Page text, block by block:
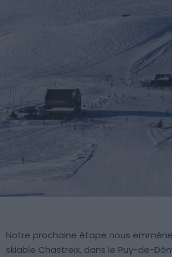
Notre prochaine étape nous
skiable Chastreix, dans le Puy-de-